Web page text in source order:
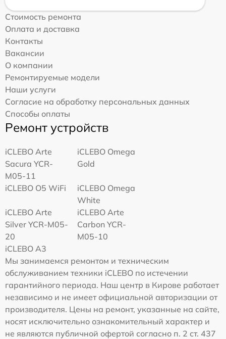
Стоимость ремонта
Оплата и доставка
Контакты
Вакансии
О компании
Ремонтируемые модели
Наши услуги
Согласие на обработку персональных данных
Способы оплаты
Ремонт устройств
iCLEBO Arte
Sacura YCR-
M05-11
iCLEBO Omega
Gold
iCLEBO O5 WiFi
iCLEBO Omega
White
iCLEBO Arte
Silver YCR-M05-
20
iCLEBO Arte
Carbon YCR-
M05-10
iCLEBO A3
Мы занимаемся ремонтом и техническим
обслуживанием техники iCLEBO по истечении
гарантийного периода. Наш центр в Кирове работает
независимо и не имеет официальной авторизации от
производителя. Цены на ремонт, указанные на сайте,
носят исключительно ознакомительный характер и
не являются публичной офертой согласно п. 2 ст. 437